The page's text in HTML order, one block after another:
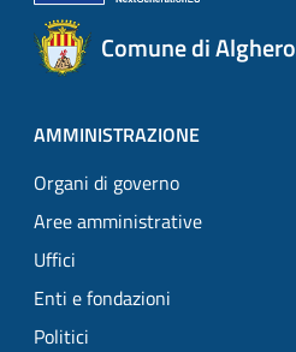
Comune di Alghero
AMMINISTRAZIONE
Organi di governo
Aree amministrative
Uffici
Enti e fondazioni
Politici